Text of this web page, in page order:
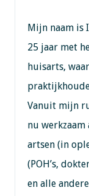
Mijn naam is
25 jaar met
huisarts,
Vanuit mijn
nu
artsen (in
(POH’s,
en alle